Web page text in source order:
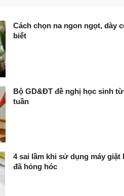
Cách chọn na ngon ngọt, dày
biết
Bộ GD&ĐT đề nghị học sinh
tuần
4 sai lầm khi sử dụng máy
đã hỏng hóc